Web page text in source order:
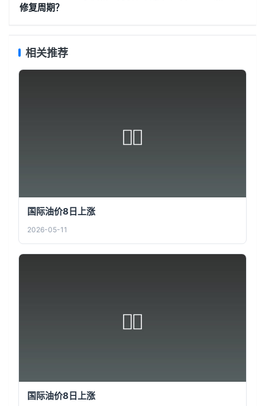
修复周期？
相关推荐
国际油价8日上涨
2026-05-11
国际油价8日上涨